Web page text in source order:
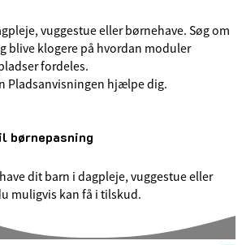
vuggestue eller børnehave. Søg om
blive klogere på hvordan moduler
fordeles.
Pladsanvisningen hjælpe dig.
børnepasning
dit barn i dagpleje, vuggestue eller
muligvis kan få i tilskud.